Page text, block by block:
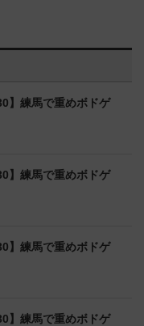
】練馬で重めボドゲ
】練馬で重めボドゲ
】練馬で重めボドゲ
】練馬で重めボドゲ